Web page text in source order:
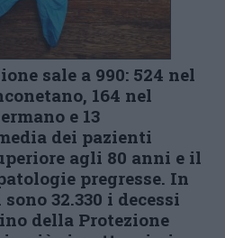
sale a 990: 524 nel
164 nel
e 13
dei pazienti
agli 80 anni e il
pregresse. In
32.330 i decessi
della Protezione